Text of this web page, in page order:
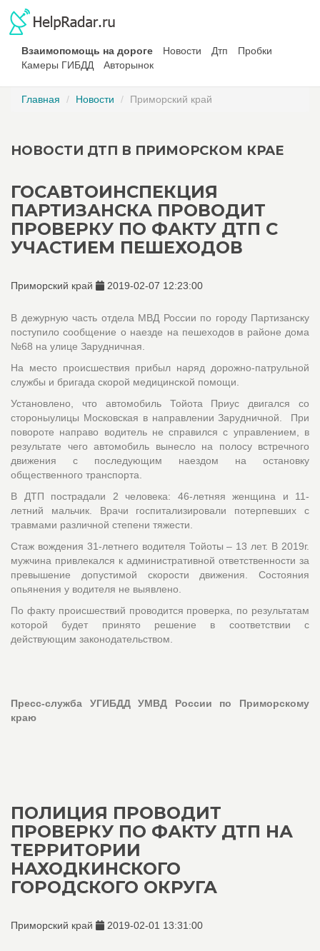
Взаимопомощь на дороге Новости Дтп
Пробки
Камеры ГИБДД
Авторынок
Главная Новости Приморский край
НОВОСТИ ДТП В ПРИМОРСКОМ КРАЕ
ГОСАВТОИНСПЕКЦИЯ
ПАРТИЗАНСКА ПРОВОДИТ
ПРОВЕРКУ ПО ФАКТУ ДТП С
УЧАСТИЕМ ПЕШЕХОДОВ
Приморский край 2019-02-07 12:23:00
В дежурную часть отдела МВД России по городу Партизанску
поступило сообщение о наезде на пешеходов в районе дома
№68 на улице Зарудничная.
На место происшествия прибыл наряд дорожно-патрульной
службы и бригада скорой медицинской помощи.
Установлено, что автомобиль Тойота Приус двигался со
стороныулицы Московская в направлении Зарудничной. При
повороте направо водитель не справился с управлением, в
результате чего автомобиль вынесло на полосу встречного
движения с последующим наездом на остановку
общественного транспорта.
В ДТП пострадали 2 человека: 46-летняя женщина и 11-
летний мальчик. Врачи госпитализировали потерпевших с
травмами различной степени тяжести.
Стаж вождения 31-летнего водителя Тойоты – 13 лет. В 2019г.
мужчина привлекался к административной ответственности за
превышение допустимой скорости движения. Состояния
опьянения у водителя не выявлено.
По факту происшествий проводится проверка, по результатам
которой будет принято решение в соответствии с
действующим законодательством.
Пресс-служба УГИБДД УМВД России по Приморскому
краю
ПОЛИЦИЯ ПРОВОДИТ
ПРОВЕРКУ ПО ФАКТУ ДТП НА
ТЕРРИТОРИИ
НАХОДКИНСКОГО
ГОРОДСКОГО ОКРУГА
Приморский край 2019-02-01 13:31:00